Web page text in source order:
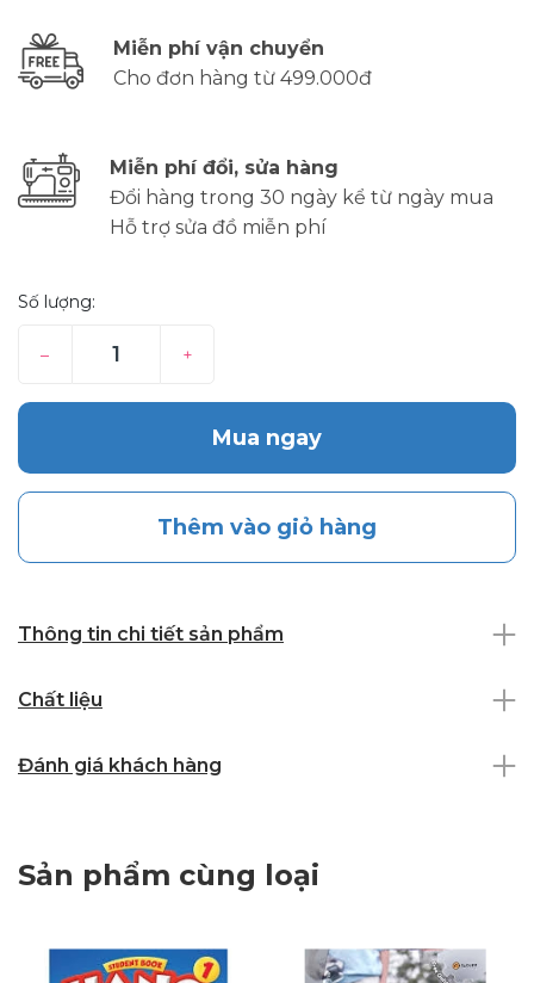
Miễn phí vận chuyển
Cho đơn hàng từ 499.000đ
Miễn phí đổi, sửa hàng
Đổi hàng trong 30 ngày kể từ ngày mua
Hỗ trợ sửa đồ miễn phí
Số lượng:
– +
Mua ngay
Thêm vào giỏ hàng
Thông tin chi tiết sản phẩm
Chất liệu
Đánh giá khách hàng
Sản phẩm cùng loại